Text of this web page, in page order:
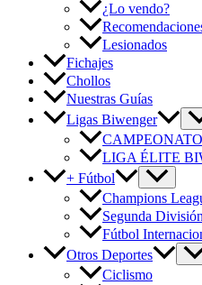
¿Lo vendo?
Lesionados
Fichajes
Chollos
Nuestras Guías
Ligas Biwenger
LIGA ÉLITE
+ Fútbol
Champions
Segunda División
Fútbol
Otros Deportes
Ciclismo